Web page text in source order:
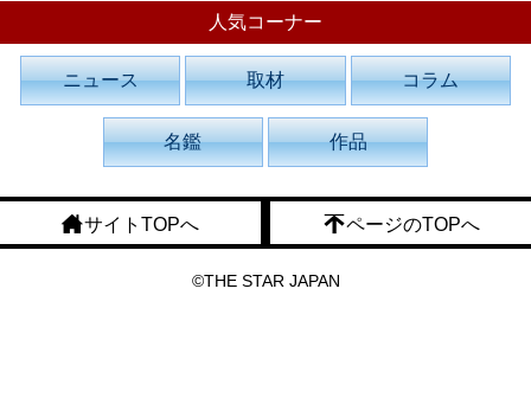
人気コーナー
ニュース 取材 コラム
名鑑 作品
サイトTOPへ ページのTOPへ
©THE STAR JAPAN